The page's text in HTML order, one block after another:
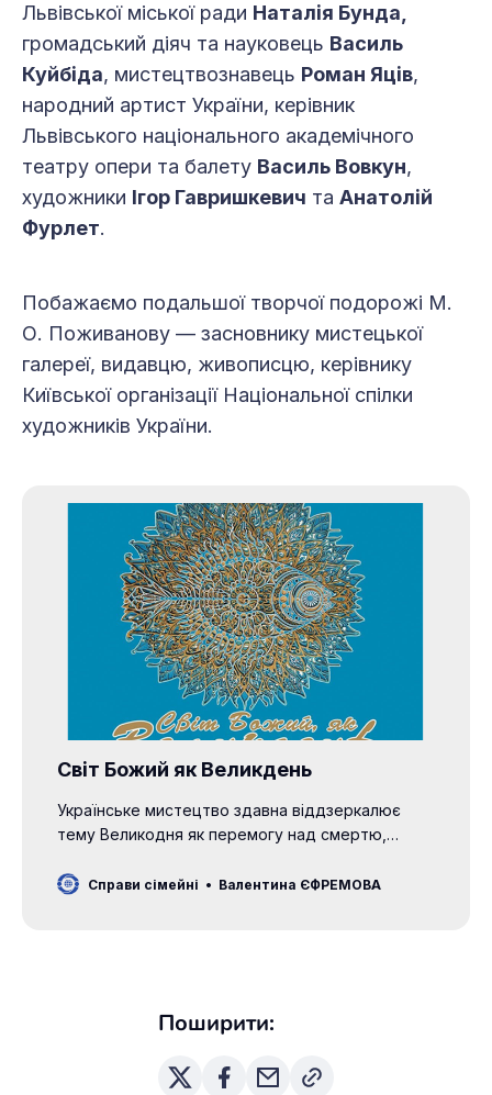
Львівської міської ради Наталія Бунда,
громадський діяч та науковець Василь
Куйбіда, мистецтвознавець Роман Яців,
народний артист України, керівник
Львівського національного академічного
театру опери та балету Василь Вовкун,
художники Ігор Гавришкевич та Анатолій
Фурлет.
Побажаємо подальшої творчої подорожі М.
О. Поживанову — засновнику мистецької
галереї, видавцю, живописцю, керівнику
Київської організації Національної спілки
художників України.
Світ Божий як Великдень
Українське мистецтво здавна віддзеркалює
тему Великодня як перемогу над смертю,
воскресіння Сина Божого Ісуса Христа єднає
Справи сімейні Валентина ЄФРЕМОВА
Поширити: